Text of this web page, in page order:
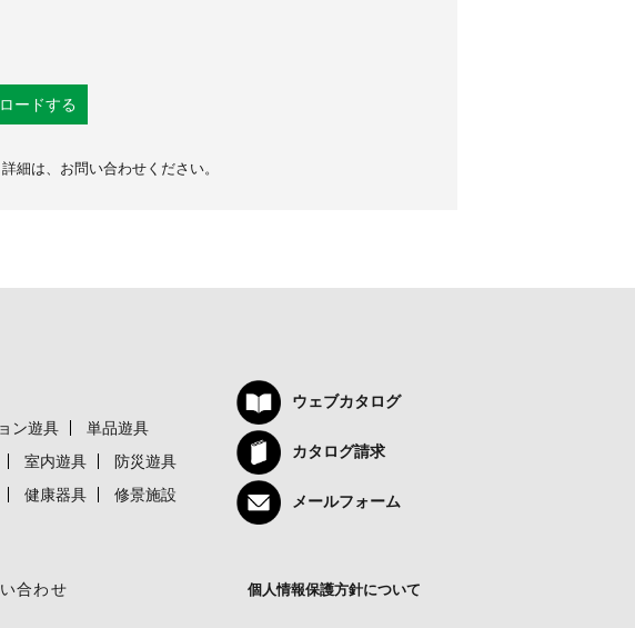
ードする
細は、お問い合わせください。
ン遊具
単品遊具
室内遊具
防災遊具
健康器具 修景施設
ウェブカタログ
カタログ請求
メールフォーム
合わせ 個人情報保護方針について